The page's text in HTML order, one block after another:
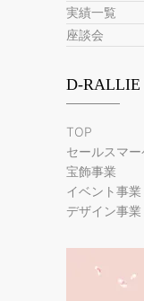
実績一覧
座談会
D-RALLIE
TOP
セールスマ
宝飾事業
イベント事業
デザイン事業